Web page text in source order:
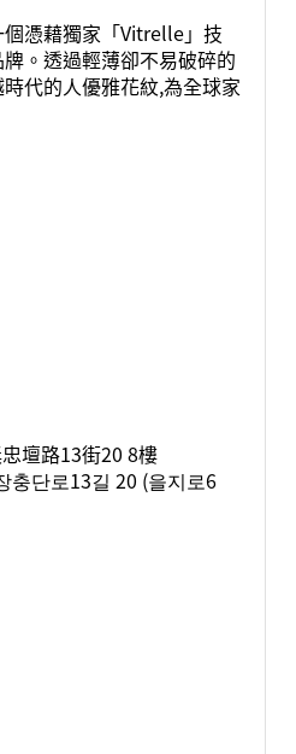
憑藉獨家「Vitrelle」技
。透過輕薄卻不易破碎的
代的人優雅花紋,為全球家
壇路13街20 8樓
충단로13길 20 (을지로6